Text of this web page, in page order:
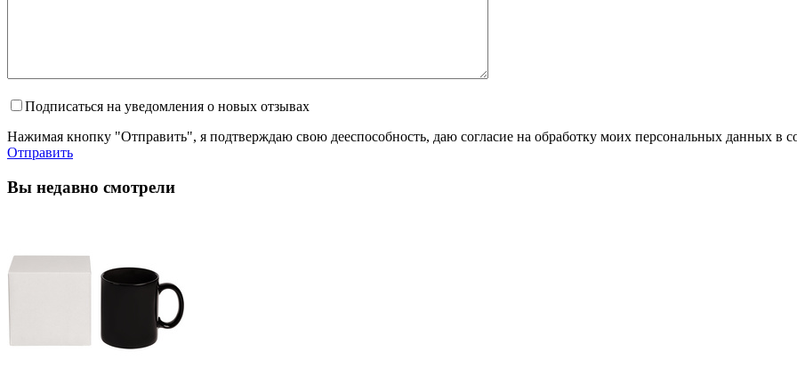
Подписаться на уведомления о новых отзывах
Нажимая кнопку "Отправить", я подтверждаю свою дееспособность, даю согласие на обработку моих персональных данных в
Отправить
Вы недавно смотрели